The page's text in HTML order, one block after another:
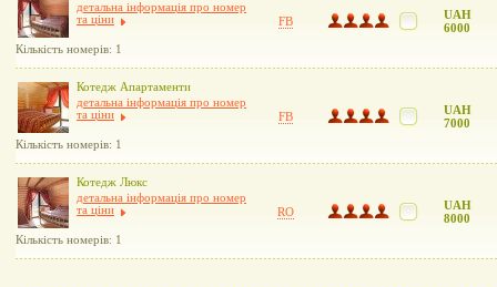
детальна інформація про номер
та ціни
Кількість номерів: 1
FB
UAH
6000
Котедж Апартаменти
детальна інформація про номер
та ціни
Кількість номерів: 1
FB
UAH
7000
Котедж Люкс
детальна інформація про номер
та ціни
Кількість номерів: 1
RO
UAH
8000